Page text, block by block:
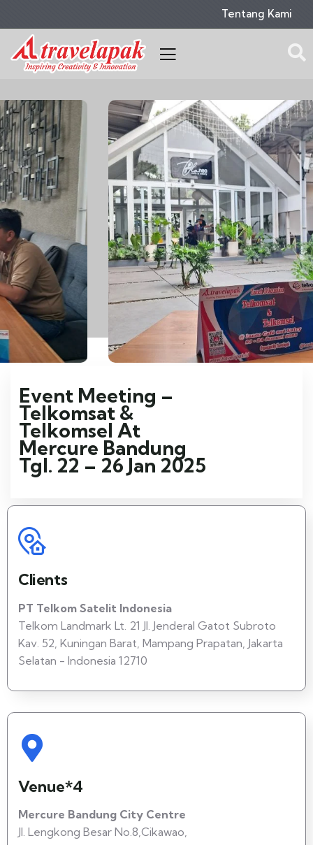
Tentang Kami
Event Meeting –
Telkomsat &
Telkomsel At
Mercure Bandung
Tgl. 22 – 26 Jan 2025
Clients
PT Telkom Satelit Indonesia
Telkom Landmark Lt. 21 Jl. Jenderal Gatot Subroto
Kav. 52, Kuningan Barat, Mampang Prapatan, Jakarta
Selatan - Indonesia 12710
Venue*4
Mercure Bandung City Centre
Jl. Lengkong Besar No.8,Cikawao,